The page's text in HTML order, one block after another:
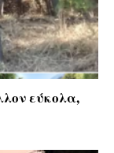
εύκολα,